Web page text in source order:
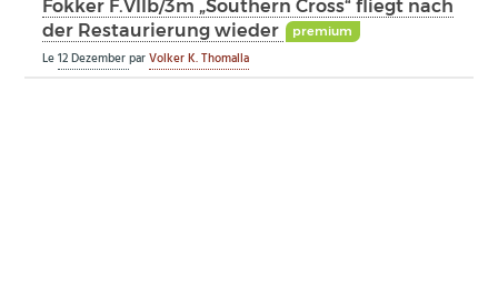
Fokker F.VIIb/3m „Southern Cross“ fliegt nach
der Restaurierung wieder
premium
Le12 DezemberparVolker K. Thomalla